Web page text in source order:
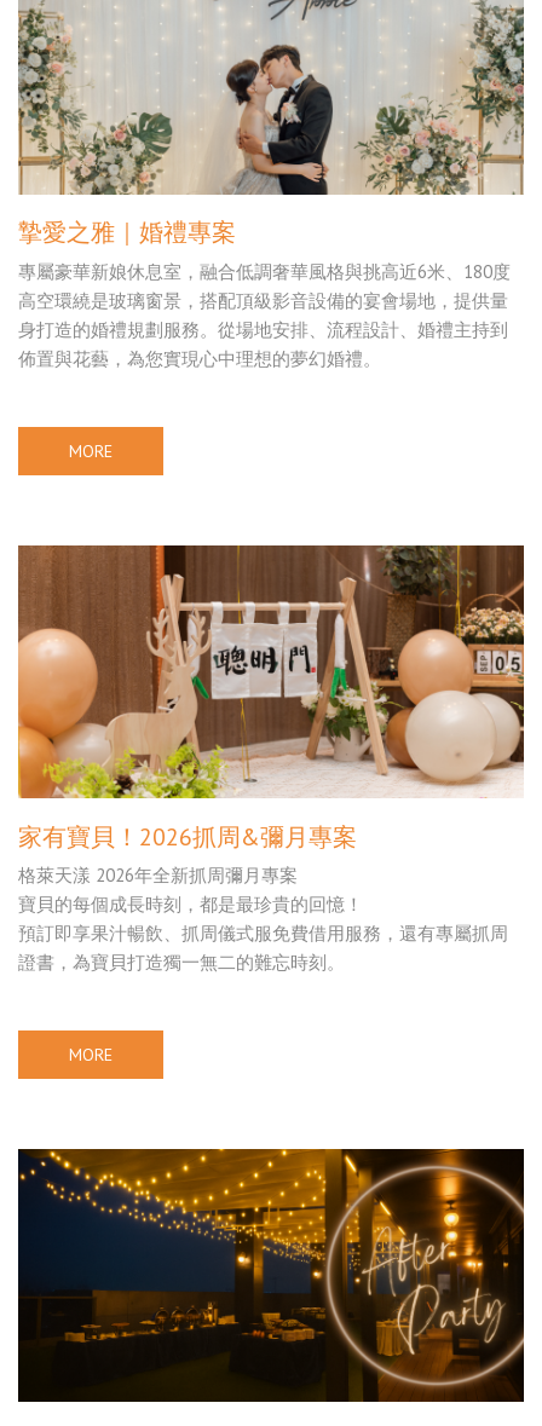
摯愛之雅｜婚禮專案
專屬豪華新娘休息室，融合低調奢華風格與挑高近6米、180度
高空環繞是玻璃窗景，搭配頂級影音設備的宴會場地，提供量
身打造的婚禮規劃服務。從場地安排、流程設計、婚禮主持到
佈置與花藝，為您實現心中理想的夢幻婚禮。
MORE
家有寶貝！2026抓周&彌月專案
格萊天漾 2026年全新抓周彌月專案
寶貝的每個成長時刻，都是最珍貴的回憶！
預訂即享果汁暢飲、抓周儀式服免費借用服務，還有專屬抓周
證書，為寶貝打造獨一無二的難忘時刻。
MORE